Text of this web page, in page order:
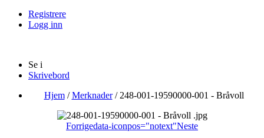
Registrere
Logg inn
Se i
Skrivebord
Hjem/Merknader / 248-001-19590000-001 - Bråvoll
Forrigedata-iconpos="notext"Neste